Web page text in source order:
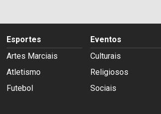
Esportes
Artes Marciais
Atletismo
Futebol
Eventos
Culturais
Religiosos
Sociais